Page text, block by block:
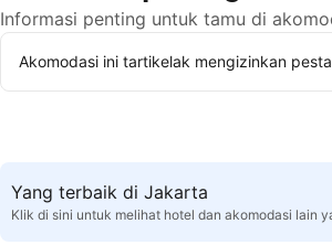
Informasi penting untuk tamu di
Akomodasi ini tartikelak mengizinkan
Yang terbaik di Jakarta
Klik di sini untuk melihat hotel dan akomodasi lain